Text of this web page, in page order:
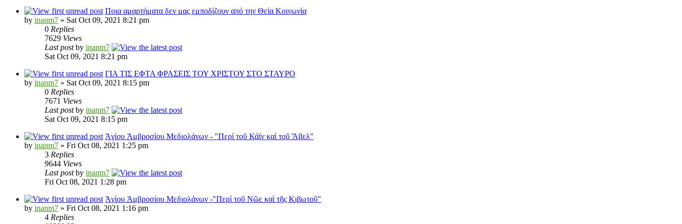
Ποια αμαρτήματα δεν μας εμποδίζουν από την Θεία Κοινωνία
by inanm7 » Sat Oct 09, 2021 8:21 pm
0 Replies
7629 Views
Last postby inanm7
Sat Oct 09, 2021 8:21 pm
ΓΙΑ ΤΙΣ ΕΦΤΑ ΦΡΑΣΕΙΣ ΤΟΥ ΧΡΙΣΤΟΥ ΣΤΟ ΣΤΑΥΡΟ
by inanm7 » Sat Oct 09, 2021 8:15 pm
0 Replies
7671 Views
Last postby inanm7
Sat Oct 09, 2021 8:15 pm
Ἀγίου Ἀμβροσίου Μεδιολάνων - "Περί τοῦ Κάϊν καὶ τοῦ Ἅβελ"
by inanm7 » Fri Oct 08, 2021 1:25 pm
3 Replies
9644 Views
Last postby inanm7
Fri Oct 08, 2021 1:28 pm
Ἀγίου Ἀμβροσίου Μεδιολάνων -"Περί τοῦ Νῶε καὶ τῆς Κιβωτοῦ"
by inanm7 » Fri Oct 08, 2021 1:16 pm
4 Replies